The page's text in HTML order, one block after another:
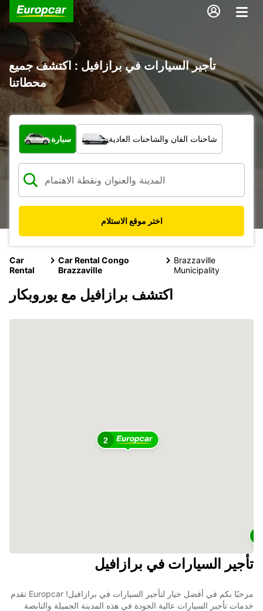
تأجير السيارات في برازافيل : اكتشف جميع
محطاتنا
ما نوع المركبة؟
سيارة شاحنات الفان والشاحنات العادية
اختر موقع الاستلام
Car
Rental
Car Rental Congo
Brazzaville
Brazzaville
Municipality
اكتشف برازافيل مع يوروبكار
2
تأجير السيارات في برازافيل
مرحبًا بكم في أفضل خيار لتأجير السيارات في برازافيل! Europcar تقدم
خدمات تأجير السيارات عالية الجودة في هذه المدينة الجميلة والنابضة